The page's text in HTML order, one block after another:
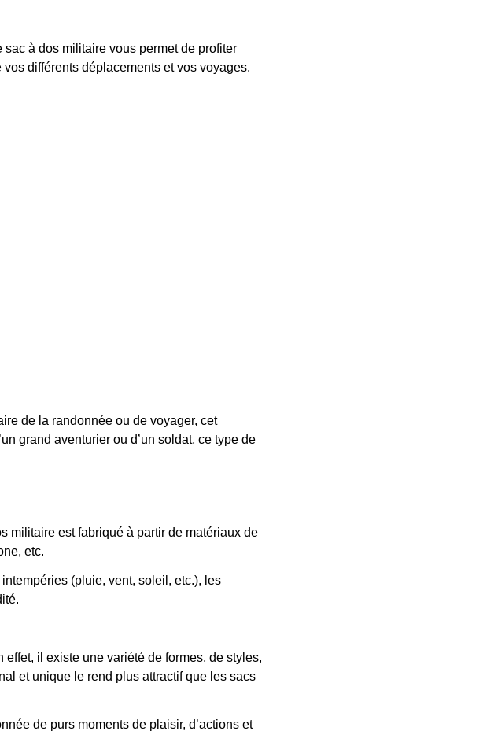
à dos militaire vous permet de profiter
différents déplacements et vos voyages.
de la randonnée ou de voyager, cet
grand aventurier ou d’un soldat, ce type de
militaire est fabriqué à partir de matériaux de
etc.
(pluie, vent, soleil, etc.), les
il existe une variété de formes, de styles,
et unique le rend plus attractif que les sacs
de purs moments de plaisir, d’actions et